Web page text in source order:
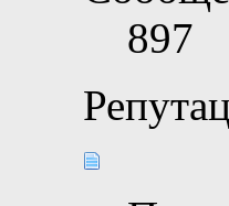
897